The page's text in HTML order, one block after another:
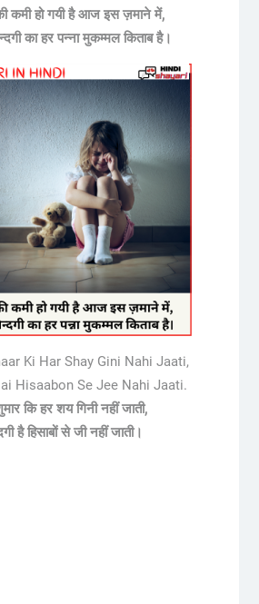
कमी हो गयी है आज इस ज़माने में,
का हर पन्ना मुकम्मल किताब है।
Ki Har Shay Gini Nahi Jaati,
Hisaabon Se Jee Nahi Jaati.
कि हर शय गिनी नहीं जाती,
है हिसाबों से जी नहीं जाती।